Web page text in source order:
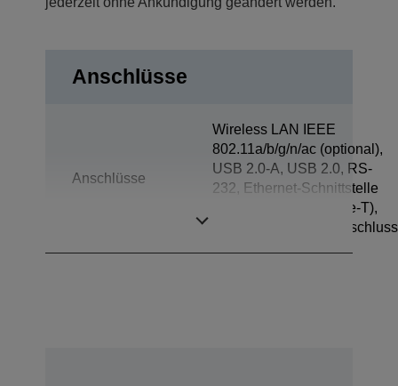
Anschlüsse
Anschlüsse
Wireless LAN IEEE
802.11a/b/g/n/ac (optional),
USB 2.0-A, USB 2.0, RS-
232, Ethernet-Schnittstelle
(100 Base-TX/10 Base-T),
Kassenschubladenanschluss